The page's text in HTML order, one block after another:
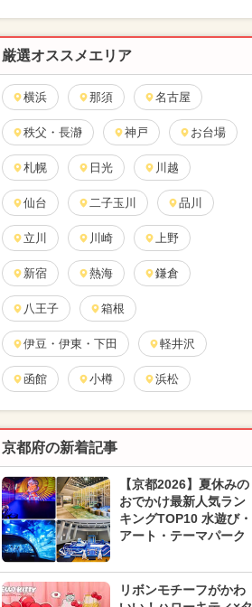
厳選オススメエリア
横浜 那須 名古屋
秩父・長瀞 神戸 お台場
札幌 日光 川越
仙台 二子玉川 品川
立川 川崎 上野
新宿 熱海 鎌倉
八王子 箱根
伊豆・伊東・下田 軽井沢
函館 小樽 浜松
京都府の新着記事
【京都2026】夏休みの
おでかけ最新人気ラン
キングTOP10 水遊び・
アート・テーマパーク
リボンモチーフがかわ